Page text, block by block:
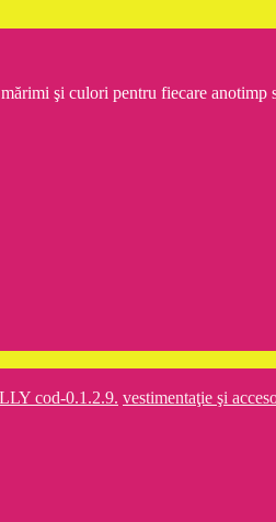
şi culori pentru fiecare
cod-0.1.2.9. vestimentaţie şi